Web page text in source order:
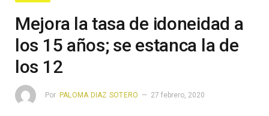
Mejora la tasa de idoneidad a
los 15 años; se estanca la de
los 12
Por PALOMA DIAZ SOTERO 27 febrero, 2020